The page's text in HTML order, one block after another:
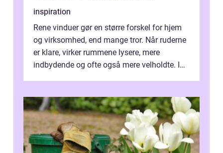
inspiration
Rene vinduer gør en større forskel for hjem
og virksomhed, end mange tror. Når ruderne
er klare, virker rummene lysere, mere
indbydende og ofte også mere velholdte. I